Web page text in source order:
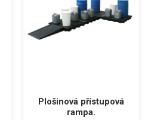
Plošinová přístupová
rampa.